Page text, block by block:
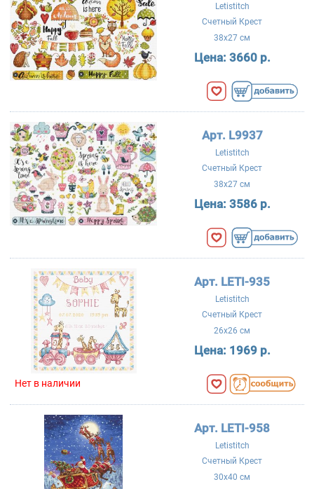
Letistitch
Счетный Крест
38x27 см
Цена: 3660 р.
Арт. L9937
Letistitch
Счетный Крест
38x27 см
Цена: 3586 р.
Арт. LETI-935
Letistitch
Счетный Крест
26x26 см
Цена: 1969 р.
Нет в наличии
Арт. LETI-958
Letistitch
Счетный Крест
30x40 см